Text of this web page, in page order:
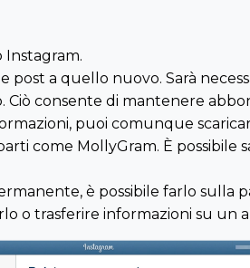
Instagram.
a quello nuovo. Sarà
Ciò consente di mantenere
puoi comunque
come MollyGram. È
è possibile farlo sulla
o trasferire informazioni su un